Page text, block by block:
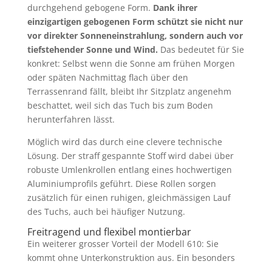
durchgehend gebogene Form. Dank ihrer
einzigartigen gebogenen Form schützt sie nicht nur
vor direkter Sonneneinstrahlung, sondern auch vor
tiefstehender Sonne und Wind. Das bedeutet für Sie
konkret: Selbst wenn die Sonne am frühen Morgen
oder späten Nachmittag flach über den
Terrassenrand fällt, bleibt Ihr Sitzplatz angenehm
beschattet, weil sich das Tuch bis zum Boden
herunterfahren lässt.
Möglich wird das durch eine clevere technische
Lösung. Der straff gespannte Stoff wird dabei über
robuste Umlenkrollen entlang eines hochwertigen
Aluminiumprofils geführt. Diese Rollen sorgen
zusätzlich für einen ruhigen, gleichmässigen Lauf
des Tuchs, auch bei häufiger Nutzung.
Freitragend und flexibel montierbar
Ein weiterer grosser Vorteil der Modell 610: Sie
kommt ohne Unterkonstruktion aus. Ein besonders